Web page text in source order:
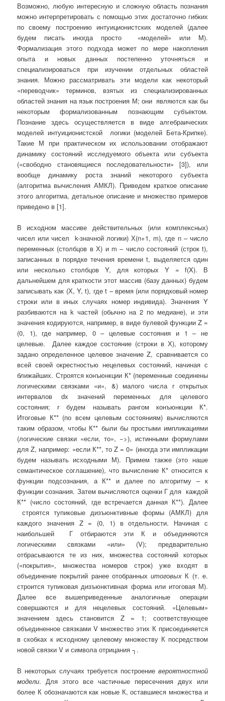
Возможно, любую интересную и сложную область познания
можно интерпретировать с помощью этих достаточно гибких
по своему построению интуиционистских моделей (далее
будем писать иногда просто «моделей» или М).
Формализация этого подхода может по мере накопления
опыта и новых данных постепенно уточняться и
специализироваться при изучении отдельных областей
знания. Можно рассматривать эти модели как некоторый
«переводчик» терминов, взятых из специализированных
областей знания на язык построения М; они являются как бы
некоторым формализованным познающим субъектом.
Познание здесь осуществляется в виде алгебраических
моделей интуиционистской логики (моделей Бета-Крипке).
Такие М при практическом их использовании отображают
динамику состояний исследуемого объекта или субъекта
(«свободно становящиеся последовательности» [3]), или
вообще динамику роста знаний некоторого субъекта
(алгоритма вычисления АМКЛ). Приведем краткое описание
этого алгоритма, детальное описание и множество примеров
приведено в [1].
В исходном массиве действительных (или комплексных)
чисел или чисел k-значной логики) Х(n+1, m), где n – число
переменных (столбцов в Х) и m – число состояний (строк t),
записанных в порядке течения времени t, выделяется один
или несколько столбцов Y, для которых Y = f(X). В
дальнейшем для краткости этот массив (базу данных) будем
записывать как (Х, Y, t), где t – время (или порядковый номер
строки или в иных случаях номер индивида). Значения Y
разбиваются на k частей (обычно на 2 по медиане), и эти
значения кодируются, например, в виде булевой функции Z =
(0, 1), где например, 0 – целевые состояния и 1 – не
целевые. Далее каждое состояние (строки в Х), которому
задано определенное целевое значение Z, сравнивается со
всей своей окрестностью нецелевых состояний, начиная с
ближайших. Строятся конъюнкции К* (переменные соединены
логическими связками «и», &) малого числа r открытых
интервалов dx значений переменных для целевого
состояния; r будем называть рангом конъюнкции К*.
Итоговые К** (по всем целевым состояниям) вычисляются
таким образом, чтобы К** были бы простыми импликациями
(логические связки «если, то», −>), истинными формулами
для Z, например: «если К**, то Z = 0» (иногда эти импликации
будем называть исходными М). Примем также (это наше
семантическое соглашение), что вычисление К* относится к
функции подсознания, а К** и далее по алгоритму – к
функции сознания. Затем вычисляются оценки Г для каждой
К** (число состояний, где встречается данная К**). Далее
строятся тупиковые дизъюнктивные формы (АМКЛ) для
каждого значения Z = (0, 1) в отдельности. Начиная с
наибольшей Г отбираются эти К и объединяются
логическими связками «или» (V); предварительно
отбрасываются те из них, множества состояний которых
(«покрытия», множества номеров строк) уже входят в
объединение покрытий ранее отобранныхитоговых К (т. е.
строится тупиковая дизъюнктивная форма или итоговая М).
Далее все вышеприведенные аналогичные операции
совершаются и для нецелевых состояний. «Целевым»
значением здесь становится Z = 1; соответствующее
объединенное связками V множество этих К присоединяется
в скобках к исходному целевому множеству К посредством
новой связки V и символа отрицания ┐.
В некоторых случаях требуется построение вероятностной
модели. Для этого все частичные пересечения двух или
более К обозначаются как новые К, оставшиеся множества и